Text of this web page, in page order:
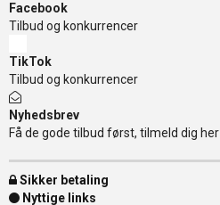
Facebook
Tilbud og konkurrencer
TikTok
Tilbud og konkurrencer
Nyhedsbrev
Få de gode tilbud først, tilmeld dig her
Sikker betaling
Nyttige links